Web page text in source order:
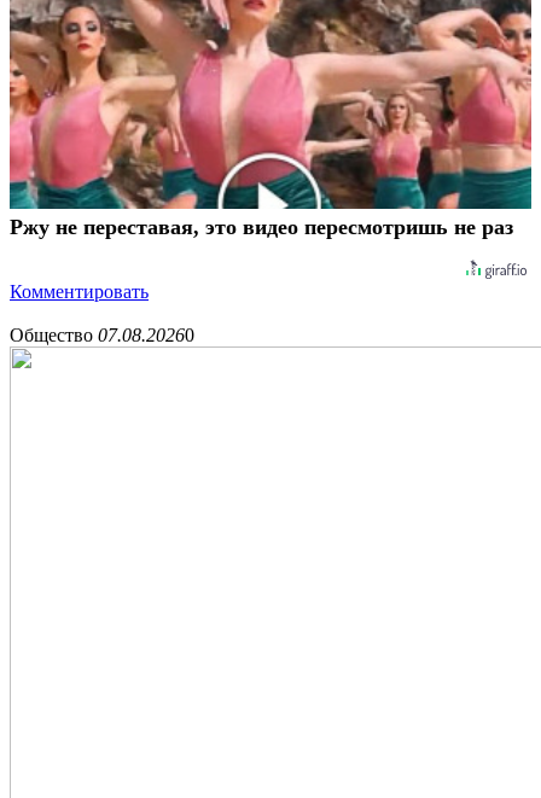
Ржу не переставая, это видео пересмотришь не раз
Комментировать
Общество 07.08.20260